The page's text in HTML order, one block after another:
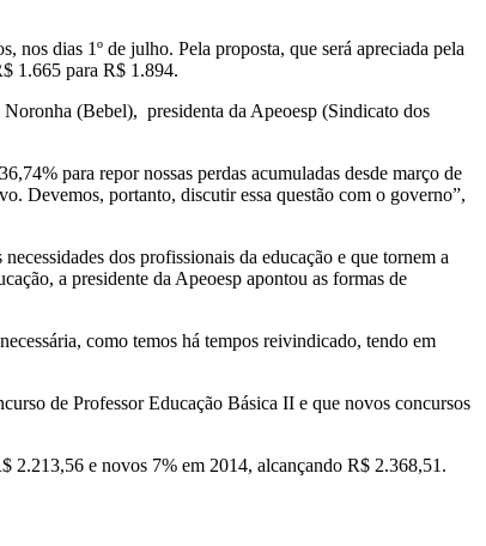
nos dias 1º de julho. Pela proposta, que será apreciada pela
1.665 para R$ 1.894.
(Bebel), presidenta da Apeoesp (Sindicato dos
para repor nossas perdas acumuladas desde março de
Devemos, portanto, discutir essa questão com o governo”,
dos profissionais da educação e que tornem a
a presidente da Apeoesp apontou as formas de
como temos há tempos reivindicado, tendo em
de Professor Educação Básica II e que novos concursos
2.213,56 e novos 7% em 2014, alcançando R$ 2.368,51.